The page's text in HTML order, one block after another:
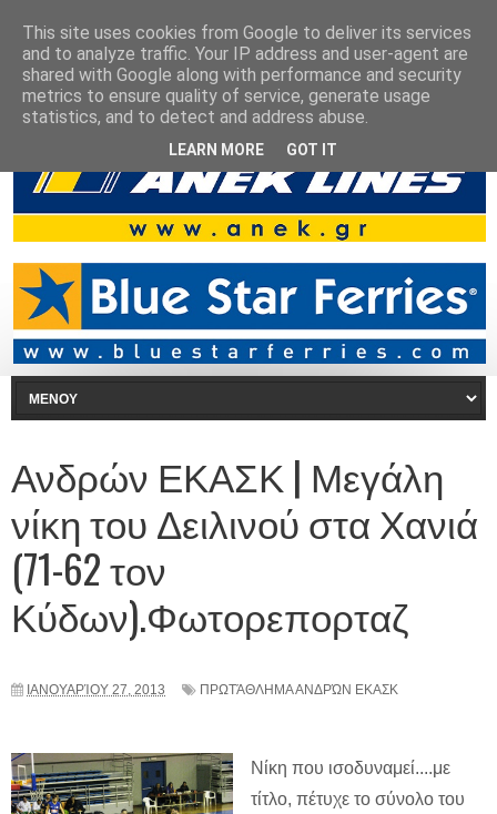
Ανδρών ΕΚΑΣΚ | Μεγάλη
νίκη του Δειλινού στα Χανιά
(71-62 τον
Κύδων).Φωτορεπορταζ
ΙΑΝΟΥΑΡΊΟΥ 27, 2013 ΠΡΩΤΆΘΛΗΜΑ ΑΝΔΡΏΝ ΕΚΑΣΚ
Νίκη που ισοδυναμεί....με
τίτλο, πέτυχε το σύνολο του
This site uses cookies from Google to deliver its services
and to analyze traffic. Your IP address and user-agent are
shared with Google along with performance and security
metrics to ensure quality of service, generate usage
statistics, and to detect and address abuse.
LEARN MORE GOT IT